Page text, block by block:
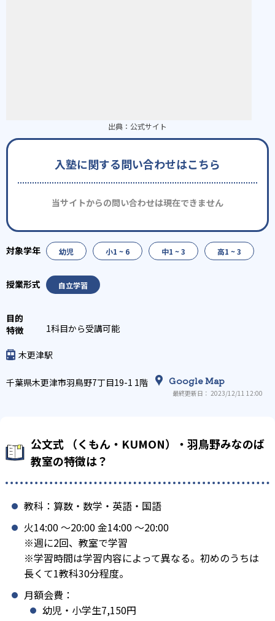
出典： 公式サイト
入塾に関する問い合わせはこちら
当サイトからの問い合わせは現在できません
幼児 小1 ~ 6 中1 ~ 3 高1 ~ 3
自立学習
1科目から受講可能
木更津駅
千葉県木更津市羽鳥野7丁目19-1 1階 Google Map
最終更新日： 2023/12/11 12:00
公文式 （くもん・KUMON）・羽鳥野みなのば
教室の特徴は？
教科：算数・数学・英語・国語
火14:00 〜20:00 金14:00 〜20:00
※週に2回、教室で学習
※学習時間は学習内容によって異なる。初めのうちは
長くて1教科30分程度。
月額会費：
幼児・小学生7,150円